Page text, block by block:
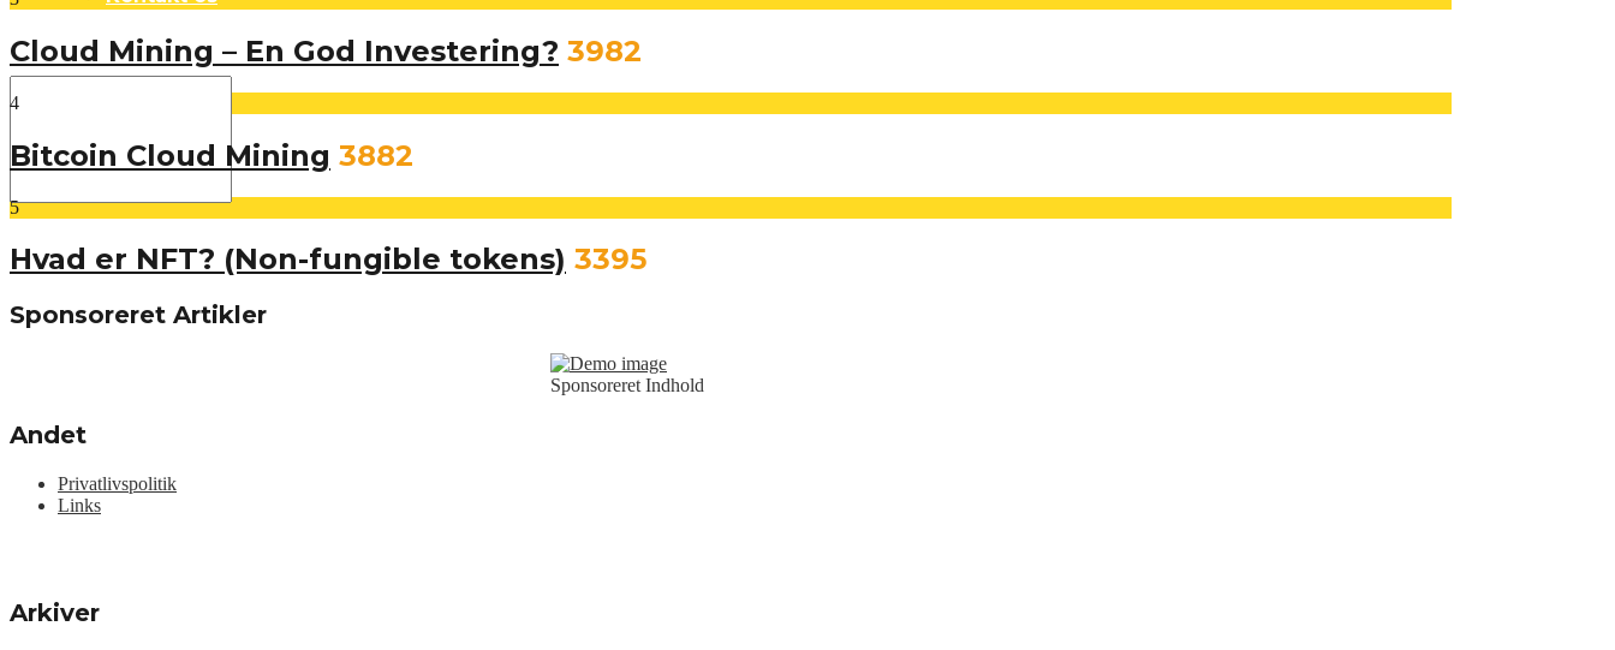
Cloud Mining – En God Investering? 3982
4
Bitcoin Cloud Mining 3882
5
Hvad er NFT? (Non-fungible tokens) 3395
Sponsoreret Artikler
Sponsoreret Indhold
Andet
Privatlivspolitik
Links
Arkiver